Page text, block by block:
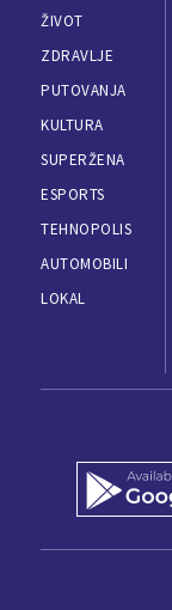
ŽIVOT
ZDRAVLJE
PUTOVANJA
KULTURA
SUPERŽENA
ESPORTS
TEHNOPOLIS
AUTOMOBILI
LOKAL